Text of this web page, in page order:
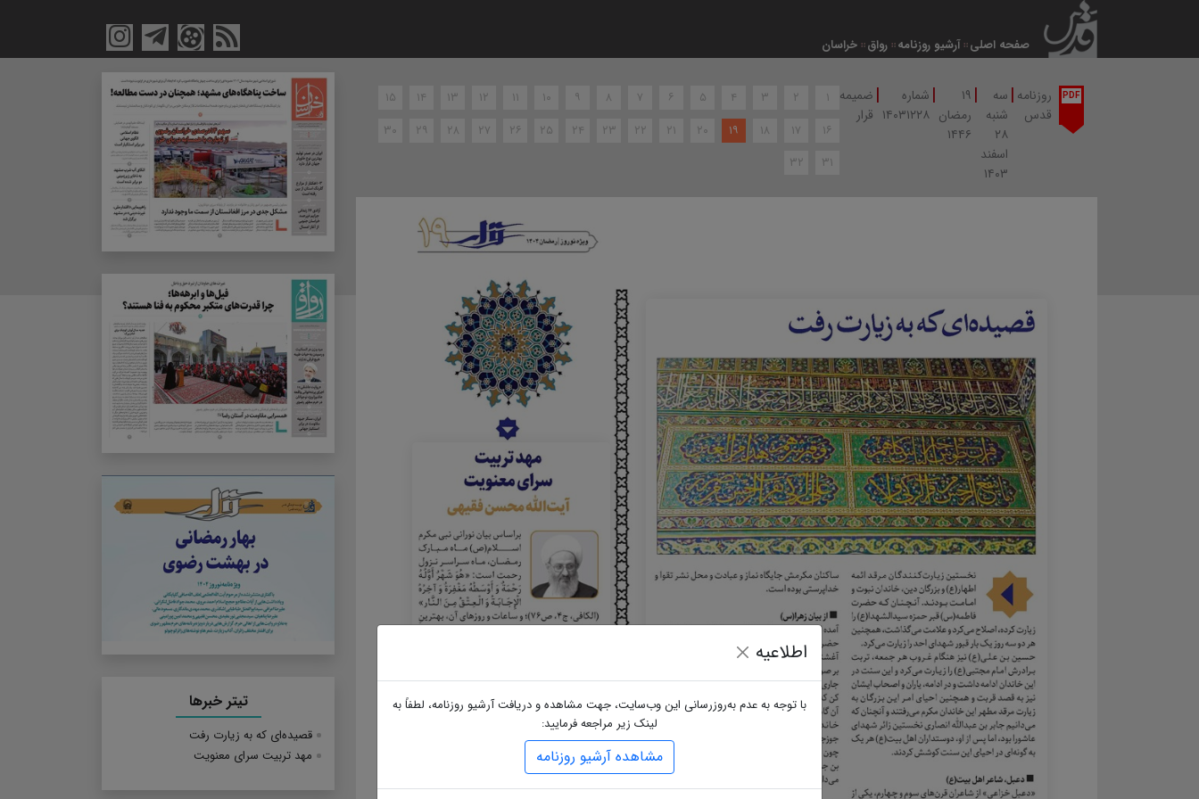
صفحه اصلی آرشیو روزنامه رواق خراسان
PDF
روزنامه
قدس
| سه
شنبه
۲۸
اسفند
۱۴۰۳
| ۱۹
رمضان
۱۴۴۶
| شماره
۱۴۰۳۱۲۲۸
| ضمیمه
قرار
۱ ۲ ۳ ۴ ۵ ۶ ۷ ۸ ۹ ۱۰ ۱۱ ۱۲ ۱۳ ۱۴
۱۵
۱۶
۱۷ ۱۸ ۱۹ ۲۰ ۲۱ ۲۲ ۲۳ ۲۴ ۲۵ ۲۶ ۲۷ ۲۸ ۲۹
۳۰
۳۱
۳۲
تیتر خبرها
قصیده‌ای که به زیارت رفت
مهد تربیت سرای معنویت
اطلاعیه
با توجه به عدم به‌روزرسانی این وب‌سایت، جهت مشاهده و دریافت آرشیو روزنامه، لطفاً به
لینک زیر مراجعه فرمایید:
مشاهده آرشیو روزنامه